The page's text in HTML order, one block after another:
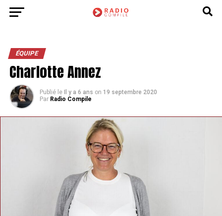
ÉQUIPE
Charlotte Annez
Publié le Il y a 6 ans on 19 septembre 2020
Par Radio Compile